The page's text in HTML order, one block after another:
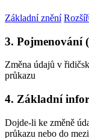
Základní znění
3. Pojmenování
Změna údajů v
průkazu
4. Základní
Dojde-li ke změně
průkazu nebo do